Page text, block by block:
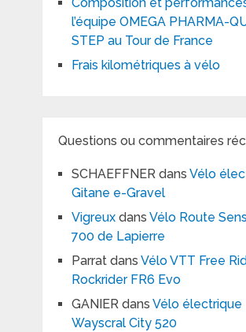
Composition et
l’équipe OMEGA PHARMA-
STEP au Tour de France
Frais kilométriques à vélo
Questions ou commentaires
SCHAEFFNERdans Vélo
Gitane e-Gravel
Vigreuxdans Vélo Route
700 de Lapierre
Parratdans Vélo VTT Free
Rockrider FR6 Evo
GANIERdans Vélo électrique
Wayscral City 520